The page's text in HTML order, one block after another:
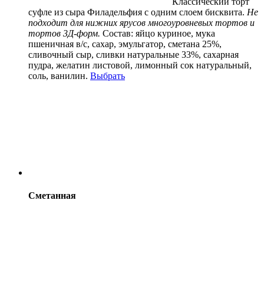
суфле из сыра Филадельфия с одним слоем бисквита. Не
подходит для нижних ярусов многоуровневых тортов и
тортов 3Д-форм. Состав: яйцо куриное, мука
пшеничная в/с, сахар, эмульгатор, сметана 25%,
сливочный сыр, сливки натуральные 33%, сахарная
пудра, желатин листовой, лимонный сок натуральный,
соль, ванилин. Выбрать
Сметанная